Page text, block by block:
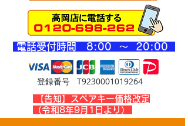
登録番号 T9230001019264
​電話受付時間 8:00 ～ 20:00
​【告知】スペアキー価格改定
（令和8年9月1日より）